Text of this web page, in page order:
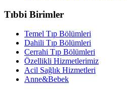
Tıbbi Birimler
Temel Tıp Bölümleri
Dahili Tıp Bölümleri
Cerrahi Tıp Bölümleri
Özellikli Hizmetlerimiz
Acil Sağlık Hizmetleri
Anne&Bebek